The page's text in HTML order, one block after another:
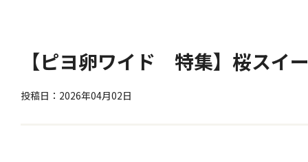
【ピヨ卵ワイド 特集】桜スイ
投稿日：2026年04月02日